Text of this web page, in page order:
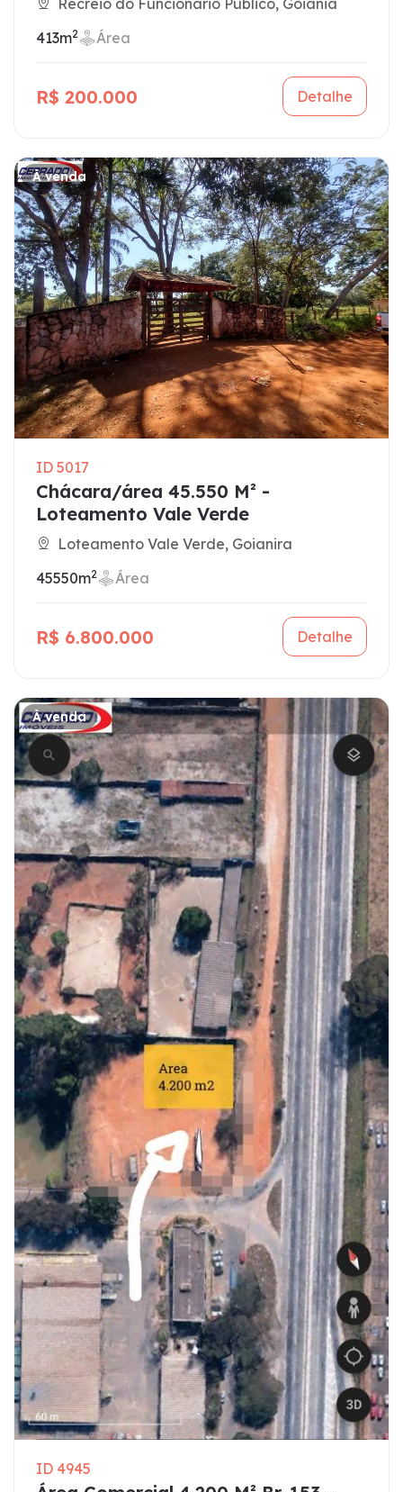
Recreio do Funcionário Público, Goiânia
413m2 Área
R$ 200.000 Detalhe
À venda
ID 5017
Chácara/área 45.550 M² -
Loteamento Vale Verde
Loteamento Vale Verde, Goianira
45550m2 Área
R$ 6.800.000 Detalhe
À venda
ID 4945